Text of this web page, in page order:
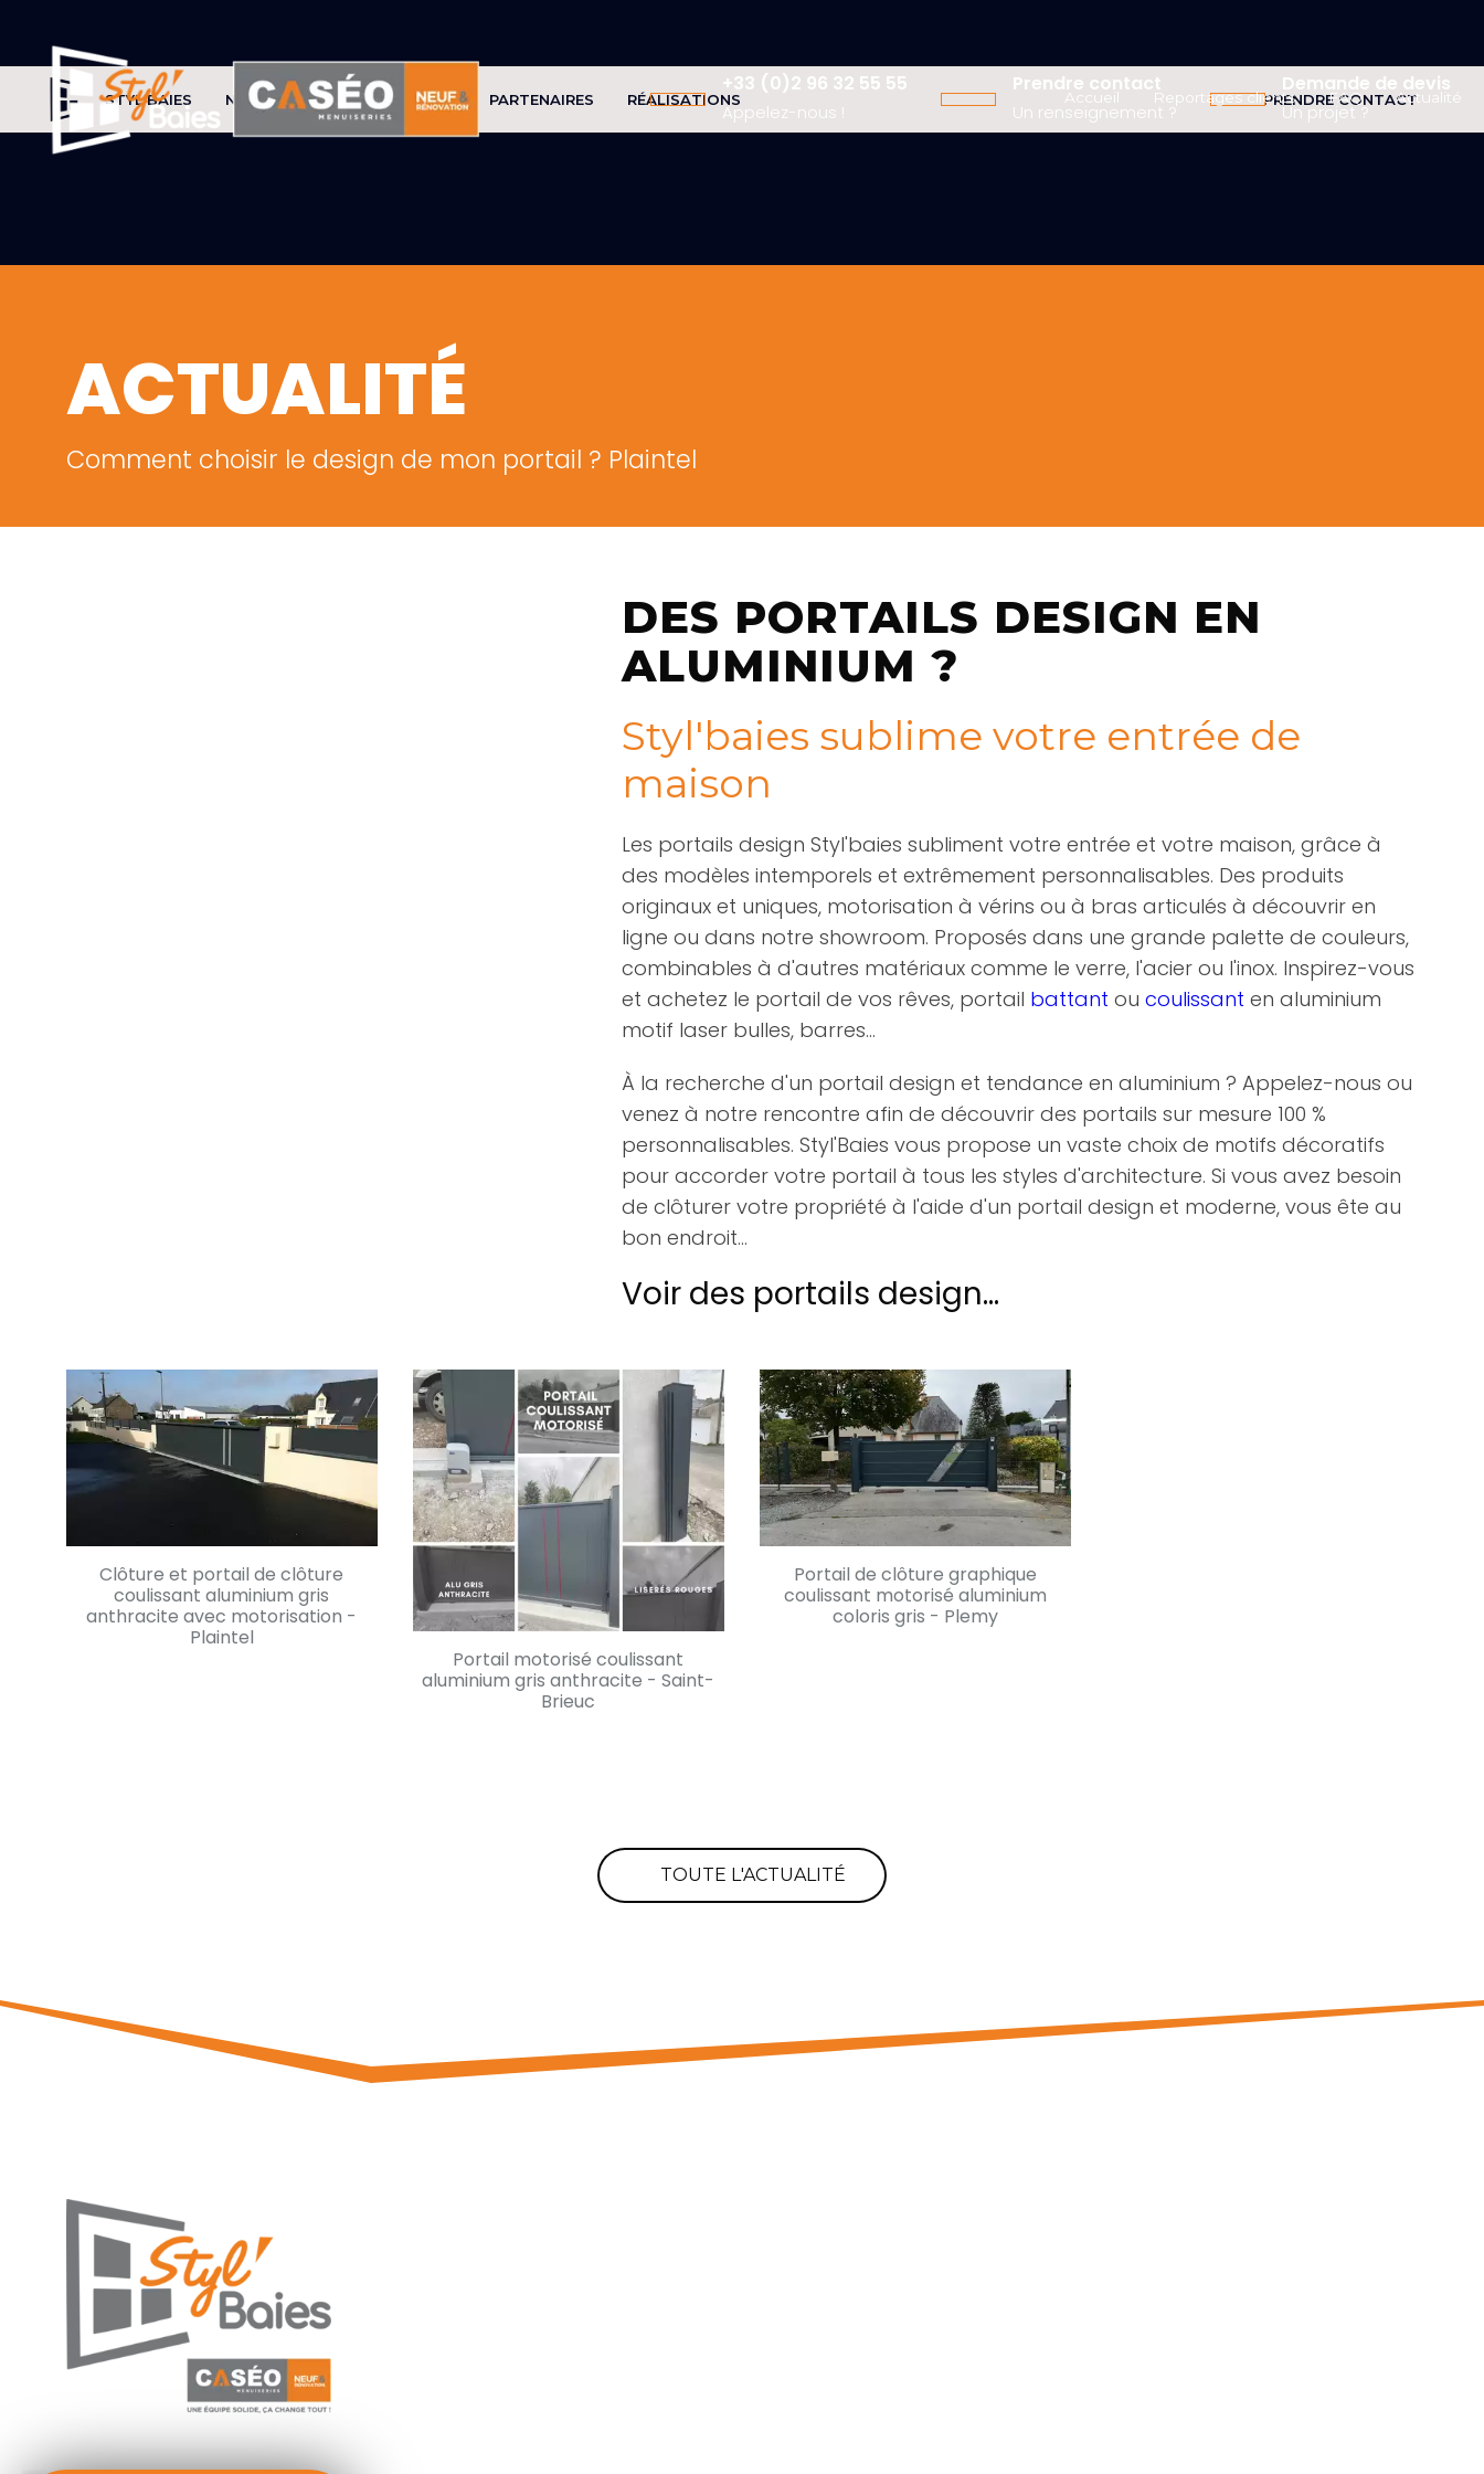
+33 (0)2 96 32 55 55
Appelez-nous !
Prendre contact
Un renseignement ?
Demande de devis
Un projet ?
Accueil Reportages clients FAQ Actualité
STYL'BAIES NOS PRODUITS CONSEILS PARTENAIRES RÉALISATIONS PRENDRE CONTACT
ACTUALITÉ
Comment choisir le design de mon portail ? Plaintel
DES PORTAILS DESIGN EN
ALUMINIUM ?
Styl'baies sublime votre entrée de
maison
Les portails design Styl'baies subliment votre entrée et votre maison, grâce à
des modèles intemporels et extrêmement personnalisables. Des produits
originaux et uniques, motorisation à vérins ou à bras articulés à découvrir en
ligne ou dans notre showroom. Proposés dans une grande palette de couleurs,
combinables à d'autres matériaux comme le verre, l'acier ou l'inox. Inspirez-vous
et achetez le portail de vos rêves, portail battantoucoulissanten aluminium
motif laser bulles, barres...
À la recherche d'un portail design et tendance en aluminium ? Appelez-nous ou
venez à notre rencontre afin de découvrir des portails sur mesure 100 %
personnalisables. Styl'Baies vous propose un vaste choix de motifs décoratifs
pour accorder votre portail à tous les styles d'architecture. Si vous avez besoin
de clôturer votre propriété à l'aide d'un portail design et moderne, vous ête au
bon endroit...
Voir des portails design...
Clôture et portail de clôture
coulissant aluminium gris
anthracite avec motorisation -
Plaintel
Portail motorisé coulissant
aluminium gris anthracite - Saint-
Brieuc
Portail de clôture graphique
coulissant motorisé aluminium
coloris gris - Plemy
TOUTE L'ACTUALITÉ